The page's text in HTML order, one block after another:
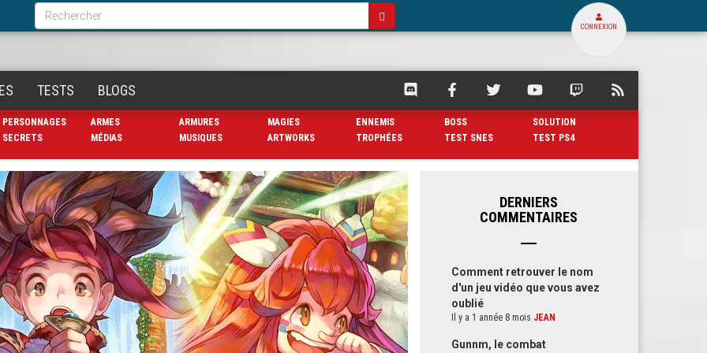
Formulaire
de
recherche
Rechercher
CONNEXION
TESTS BLOGS
SQUARE
DISCORD
SQUARE
SUR
FACEBOOK
SQUARE
TWITTER
SQUARE
SUR
YOUTUBE
SQUARE
PERSONNAGES ARMES ARMURES MAGIES ENNEMIS BOSS
SOLUTION
SECRETS MÉDIAS MUSIQUES ARTWORKS TROPHÉES TEST SNES
TEST PS4
DERNIERS
COMMENTAIRES
Comment retrouver le nom
d'un jeu vidéo que vous avez
oublié
Il y a 1 année 8 mois JEAN
Gunnm, le combat